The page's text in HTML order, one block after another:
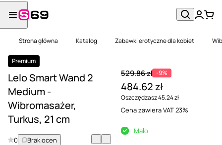
Strona główna Katalog Zabawki erotyczne dla kobiet
Premium
Lelo Smart Wand 2
Medium -
Wibromasażer,
Turkus, 21 cm
0
Brak ocen
529.86 zł -9%
484.62 zł
Oszczędzasz 45.24 zł
Cena zawiera VAT 23%
Mało